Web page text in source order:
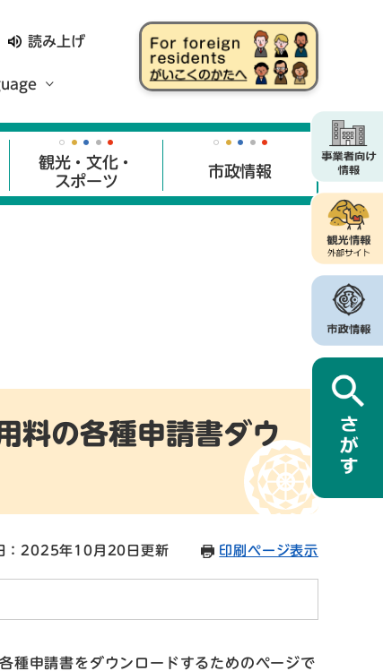
読み上げ
観光・文化・
スポーツ
市政情報
料の各種申請書ダウ
：2025年10月20日更新 印刷ページ表示
種申請書をダウンロードするためのページで